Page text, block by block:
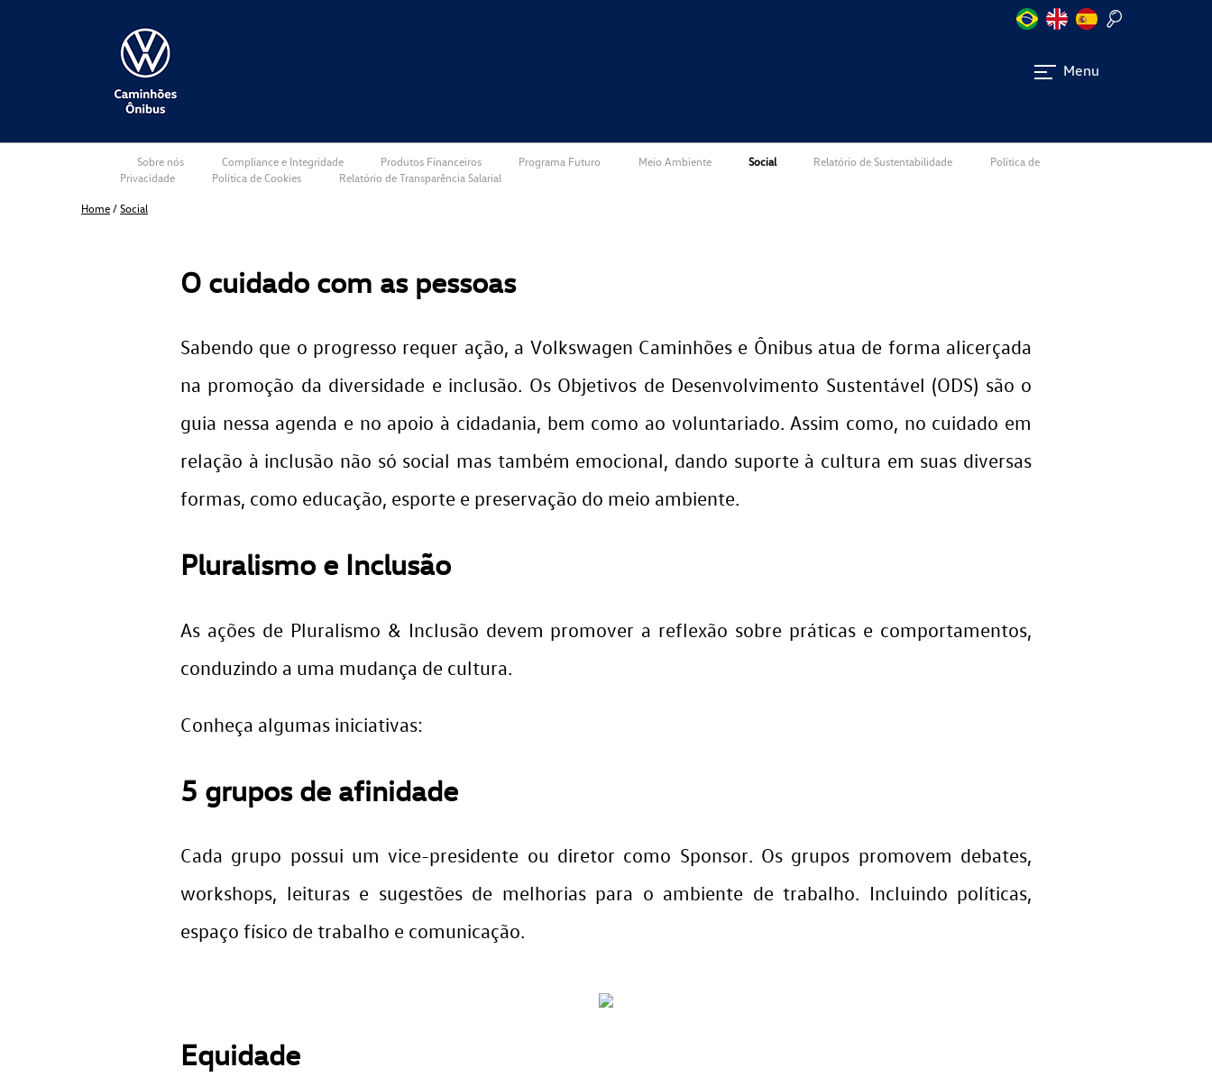
Menu
Sobre nós Compliance e Integridade Produtos Financeiros Programa Futuro Meio Ambiente Social Relatório de Sustentabilidade
Política de
Privacidade
Política de Cookies Relatório de Transparência Salarial
Home / Social
O cuidado com as pessoas
Sabendo que o progresso requer ação, a Volkswagen Caminhões e Ônibus atua de forma alicerçada
na promoção da diversidade e inclusão. Os Objetivos de Desenvolvimento Sustentável (ODS) são o
guia nessa agenda e no apoio à cidadania, bem como ao voluntariado. Assim como, no cuidado em
relação à inclusão não só social mas também emocional, dando suporte à cultura em suas diversas
formas, como educação, esporte e preservação do meio ambiente.
Pluralismo e Inclusão
As ações de Pluralismo & Inclusão devem promover a reflexão sobre práticas e comportamentos,
conduzindo a uma mudança de cultura.
Conheça algumas iniciativas:
5 grupos de afinidade
Cada grupo possui um vice-presidente ou diretor como Sponsor. Os grupos promovem debates,
workshops, leituras e sugestões de melhorias para o ambiente de trabalho. Incluindo políticas,
espaço físico de trabalho e comunicação.
Equidade